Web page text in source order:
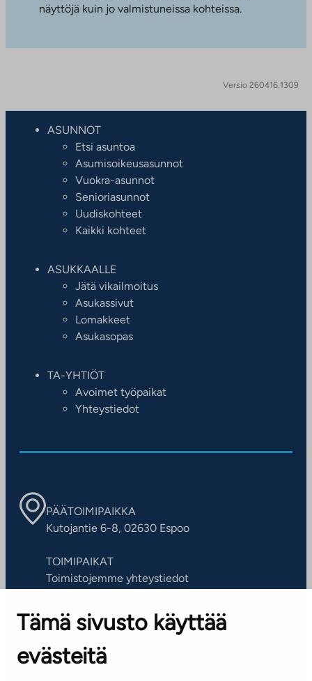
Tämä sivusto käyttää
evästeitä
näyttöjä kuin jo valmistuneissa kohteissa.
Versio 260416.1309
ASUNNOT
Etsi asuntoa
Asumisoikeusasunnot
Vuokra-asunnot
Senioriasunnot
Uudiskohteet
Kaikki kohteet
ASUKKAALLE
Jätä vikailmoitus
Asukassivut
Lomakkeet
Asukasopas
TA-YHTIÖT
Avoimet työpaikat
Yhteystiedot
PÄÄTOIMIPAIKKA
Kutojantie 6-8, 02630 Espoo
TOIMIPAIKAT
Toimistojemme yhteystiedot
ASIAKASPALVELUKESKUS
Puh. 045 7734 3777
(arkisin klo 8-16)